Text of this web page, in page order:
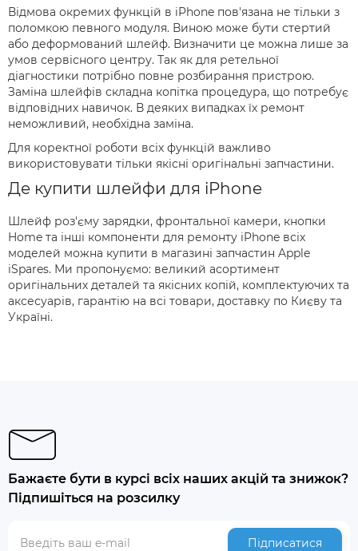
Відмова окремих функцій в iPhone пов'язана не тільки з
поломкою певного модуля. Виною може бути стертий
або деформований шлейф. Визначити це можна лише за
умов сервісного центру. Так як для ретельної
діагностики потрібно повне розбирання пристрою.
Заміна шлейфів складна копітка процедура, що потребує
відповідних навичок. В деяких випадках їх ремонт
неможливий, необхідна заміна.
Для коректної роботи всіх функцій важливо
використовувати тільки якісні оригінальні запчастини.
Де купити шлейфи для iPhone
Шлейф роз'єму зарядки, фронтальної камери, кнопки
Home та інші компоненти для ремонту iPhone всіх
моделей можна купити в магазині запчастин Apple
iSpares. Ми пропонуємо: великий асортимент
оригінальних деталей та якісних копій, комплектуючих та
аксесуарів, гарантію на всі товари, доставку по Києву та
Україні.
Бажаєте бути в курсі всіх наших акцій та знижок?
Підпишіться на розсилку
Підписатися